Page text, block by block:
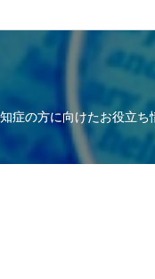
症の方に向けたお役立